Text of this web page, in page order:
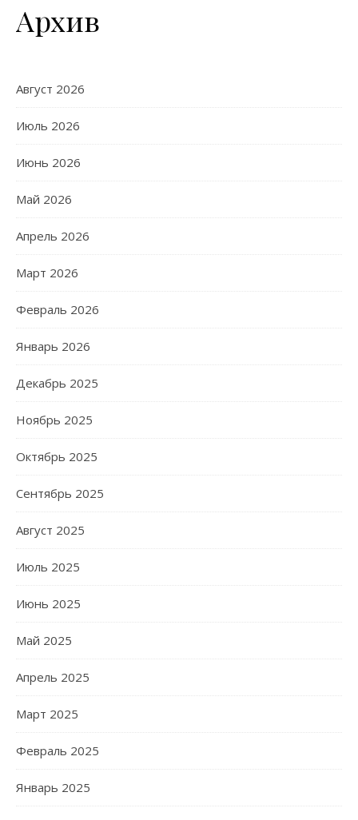
Архив
Август 2026
Июль 2026
Июнь 2026
Май 2026
Апрель 2026
Март 2026
Февраль 2026
Январь 2026
Декабрь 2025
Ноябрь 2025
Октябрь 2025
Сентябрь 2025
Август 2025
Июль 2025
Июнь 2025
Май 2025
Апрель 2025
Март 2025
Февраль 2025
Январь 2025